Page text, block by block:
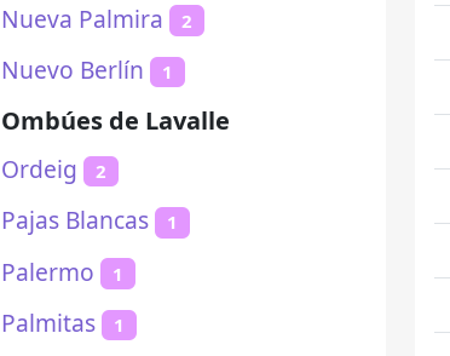
Nueva Palmira 2
Nuevo Berlín 1
Ombúes de Lavalle
Ordeig 2
Pajas Blancas 1
Palermo 1
Palmitas 1